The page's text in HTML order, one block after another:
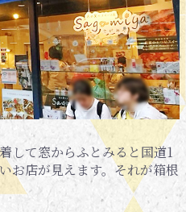
して窓からふとみると国道1
お店が見えます。それが箱根